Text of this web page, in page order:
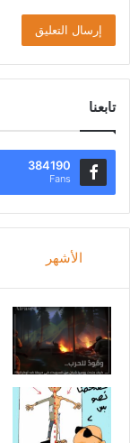
تابعنا
384190
Fans
الأشهر